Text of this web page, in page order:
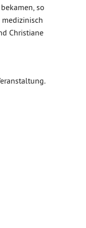
so
Christiane